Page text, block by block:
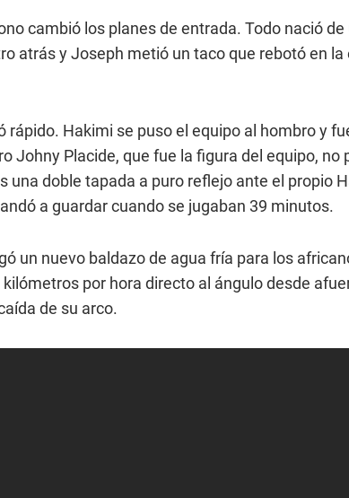
cambió los planes de entrada. Todo nació
atrás y Joseph metió un taco que rebotó en
rápido. Hakimi se puso el equipo al hombro y
Johny Placide, que fue la figura del equipo,
una doble tapada a puro reflejo ante el propio
a guardar cuando se jugaban 39 minutos.
un nuevo baldazo de agua fría para los
por hora directo al ángulo desde
de su arco.